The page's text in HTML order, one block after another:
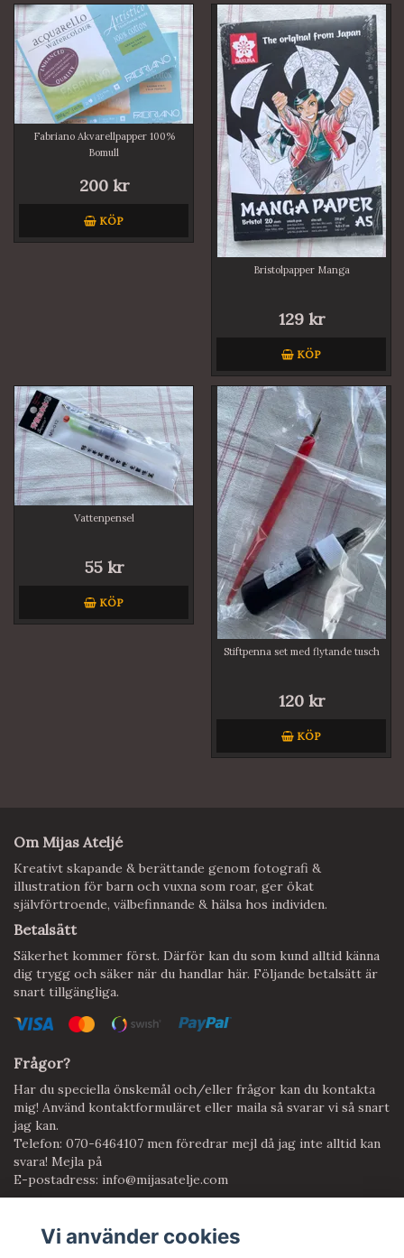
Fabriano Akvarellpapper 100%
Bomull
200 kr
KÖP
Bristolpapper Manga
129 kr
KÖP
Vattenpensel
55 kr
KÖP
Stiftpenna set med flytande tusch
120 kr
KÖP
Om Mijas Ateljé
Kreativt skapande & berättande genom fotografi &
illustration för barn och vuxna som roar, ger ökat
självförtroende, välbefinnande & hälsa hos individen.
Betalsätt
Säkerhet kommer först. Därför kan du som kund alltid känna
dig trygg och säker när du handlar här. Följande betalsätt är
snart tillgängliga.
Frågor?
Har du speciella önskemål och/eller frågor kan du kontakta
mig! Använd kontaktformuläret eller maila så svarar vi så snart
jag kan.
Telefon: 070-6464107 men föredrar mejl då jag inte alltid kan
svara! Mejla på
E-postadress: info@mijasatelje.com
Anmäl dig till vårt nyhetsbrev
Vi använder cookies